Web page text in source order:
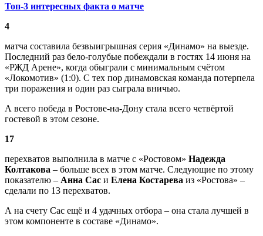
Топ-3 интересных факта о матче
4
матча составила безвыигрышная серия «Динамо» на выезде.
Последний раз бело-голубые побеждали в гостях 14 июня на
«РЖД Арене», когда обыграли с минимальным счётом
«Локомотив» (1:0). С тех пор динамовская команда потерпела
три поражения и один раз сыграла вничью.
А всего победа в Ростове-на-Дону стала всего четвёртой
гостевой в этом сезоне.
17
перехватов выполнила в матче с «Ростовом» Надежда
Колтакова – больше всех в этом матче. Следующие по этому
показателю – Анна Сас и Елена Костарева из «Ростова» –
сделали по 13 перехватов.
А на счету Сас ещё и 4 удачных отбора – она стала лучшей в
этом компоненте в составе «Динамо».